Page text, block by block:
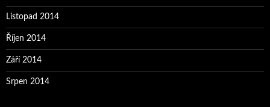
Listopad 2014
Říjen 2014
Září 2014
Srpen 2014